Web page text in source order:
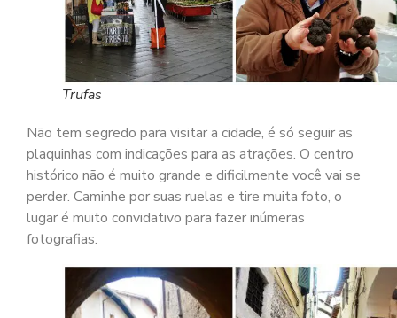
Trufas
Não tem segredo para visitar a cidade, é só seguir as
plaquinhas com indicações para as atrações. O centro
histórico não é muito grande e dificilmente você vai se
perder. Caminhe por suas ruelas e tire muita foto, o
lugar é muito convidativo para fazer inúmeras
fotografias.